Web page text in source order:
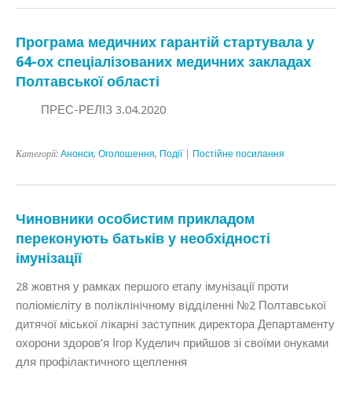
Програма медичних гарантій стартувала у
64-ох спеціалізованих медичних закладах
Полтавської області
ПРЕС-РЕЛІЗ 3.04.2020
Категорії: Анонси, Оголошення, Події| Постійне посилання
Чиновники особистим прикладом
переконують батьків у необхідності
імунізації
28 жовтня у рамках першого етапу імунізації проти
поліомієліту в полiклiнiчному вiддiленні №2 Полтавської
дитячої міської лiкарнi заступник директора Департаменту
охорони здоров’я Ігор Куделич прийшов зі своїми онуками
для профілактичного щеплення